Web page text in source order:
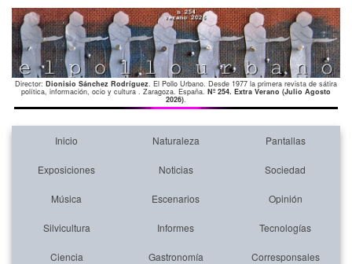
Director: Dionisio Sánchez Rodríguez. El Pollo Urbano. Desde 1977 la primera revista de sátira
política, información, ocio y cultura . Zaragoza. España. Nº 254. Extra Verano (Julio Agosto
2026).
Inicio Naturaleza Pantallas
Exposiciones Noticias Sociedad
Música Escenarios Opinión
Silvicultura Informes Tecnologías
Ciencia Gastronomía Corresponsales